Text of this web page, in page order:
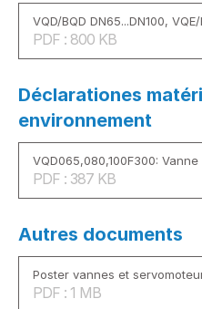
VQD/BQD DN65...DN100,
PDF : 800 KB
Déclarationes
environnement
VQD065,080,100F300:
PDF : 387 KB
Autres documents
Poster vannes et
PDF : 1 MB